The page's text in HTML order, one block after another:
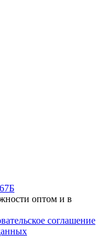
оптом и в
соглашение